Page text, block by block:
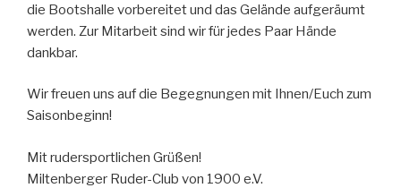
die Bootshalle vorbereitet und das Gelände aufgeräumt
werden. Zur Mitarbeit sind wir für jedes Paar Hände
dankbar.
Wir freuen uns auf die Begegnungen mit Ihnen/Euch zum
Saisonbeginn!
Mit rudersportlichen Grüßen!
Miltenberger Ruder-Club von 1900 e.V.